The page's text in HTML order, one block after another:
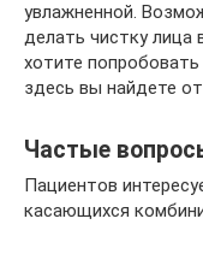
увлажненной.
делать чистку лица
хотите
здесь вы найдете
Частые
Пациентов
касающихся